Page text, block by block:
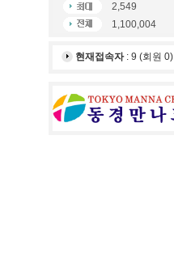
2,549
1,100,004
현재접속자: 9 (회원 0)